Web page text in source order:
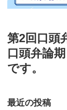
第2回口頭
口頭弁論
です。
最近の投稿